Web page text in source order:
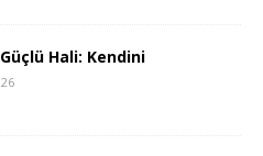
Hali: Kendini